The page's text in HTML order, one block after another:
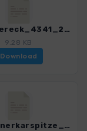
10 Karnereck_4341_2.gpx
9.28 KB
Download
12 Zechnerkarspitze_4341_2.gpx